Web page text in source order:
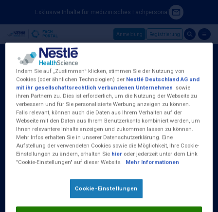
Skip to main content
Exklusive Inhalte für medizinisches Fachpersonal
Anmeldung Registrierung
Nestlé Health Science (Deutschland) GmbH
Baseler Straße 46
D-60329 Frankfurt am Main
Tel.:0800 100 16 35
(Kostenlos aus dem deutschen Fest- und
Mobilfunknetz)
Erreichbar Montag bis Donnerstag von 09:00
Indem Sie auf „Zustimmen“ klicken, stimmen Sie der Nutzung von
Cookies (oder ähnlichen Technologien) der Nestlé Deutschland AG und
mit ihr gesellschaftsrechtlich verbundenen Unternehmen sowie
ihren Partnern zu. Dies ist erforderlich, um die Nutzung der Webseite zu
verbessern und für Sie personalisierte Werbung anzeigen zu können.
Falls relevant, können auch die Daten aus Ihrem Verhalten auf der
Webseite mit den Daten aus Ihrem Benutzerkonto kombiniert werden, um
Ihnen relevantere Inhalte anzeigen und zukommen lassen zu können.
Mehr Infos erhalten Sie in unserer Datenschutzerklärung. Eine
Aufstellung der verwendeten Cookies sowie die Möglichkeit, Ihre Cookie-
Einstellungen zu ändern, erhalten Sie hier oder jederzeit unter dem Link
"Cookie-Einstellungen" auf dieser Website.
Mehr Informationen
Cookie-Einstellungen